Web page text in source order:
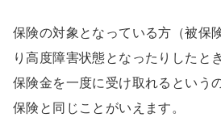
保険の対象となっている方（被保
り高度障害状態となったりしたと
保険金を一度に受け取れるという
保険と同じことがいえます。